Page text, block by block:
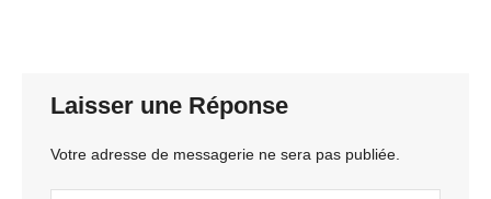
Laisser une Réponse
Votre adresse de messagerie ne sera pas publiée.